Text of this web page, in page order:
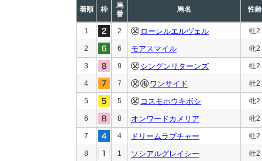
着順 枠
馬
番
馬名 性齢
1 2 ローレルエルヴェル 牡2
2 6 モアスマイル 牝2
3 9 シングンリターンズ 牡2
4 7 ワンサイド 牡2
5 5 コスモホウキボシ 牝2
6 8 オンワードカメリア 牝2
7 4 ドリームラプチャー 牡2
8 1 ソシアルグレイシー 牡2